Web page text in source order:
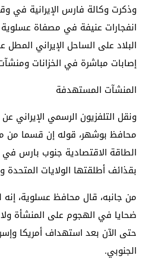
وذكرت وكالة فارس الإيرانية
انفجارات عنيفة في مصفاة عسلوية
البلاد على الساحل الإيراني
إصابات مباشرة في الخزانات
المنشآت المستهدفة
ونقل التلفزيون الرسمي الإيراني
محافظ بوشهر، قوله إن قسما من
الطاقة الاقتصادية جنوب بارس
بقذائف أطلقتها الولايات المتحدة
من جانبه، قال محافظ عسلوية،
ضحايا في الهجوم على المنشأة
حتى الآن بعد استهداف أمريكا
الجنوبي.